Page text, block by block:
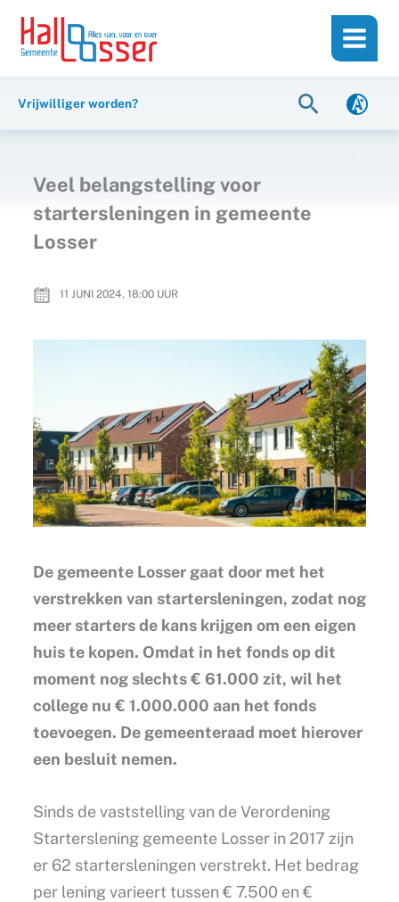
inhoud
naar
Vrijwilliger worden? Zoeken
Veel belangstelling voor
startersleningen in gemeente
Losser
11 JUNI 2024, 18:00UUR
De gemeente Losser gaat door met het
verstrekken van startersleningen, zodat nog
meer starters de kans krijgen om een eigen
huis te kopen. Omdat in het fonds op dit
moment nog slechts € 61.000 zit, wil het
college nu € 1.000.000 aan het fonds
toevoegen. De gemeenteraad moet hierover
een besluit nemen.
Sinds de vaststelling van de Verordening
Starterslening gemeente Losser in 2017 zijn
er 62 startersleningen verstrekt. Het bedrag
per lening varieert tussen € 7.500 en €